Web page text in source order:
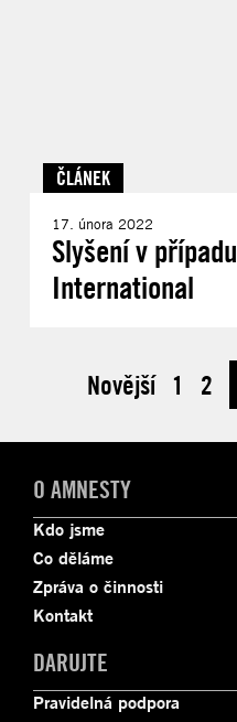
ČLÁNEK
17. února 2022
Slyšení v
International
Novější 1 2
O AMNESTY
Kdo jsme
Co děláme
Zpráva o činnosti
Kontakt
DARUJTE
Pravidelná podpora